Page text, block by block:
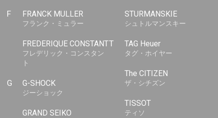
F FRANCK MULLER
フランク・ミュラー
FREDERIQUE CONSTANT
フレデリック・コンスタン
ト
G G-SHOCK
ジーショック
GRAND SEIKO
STURMANSKIE
シュトルマンスキー
T TAG Heuer
タグ・ホイヤー
The CITIZEN
ザ・シチズン
TISSOT
ティソ